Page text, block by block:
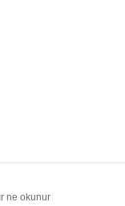
ne okunur